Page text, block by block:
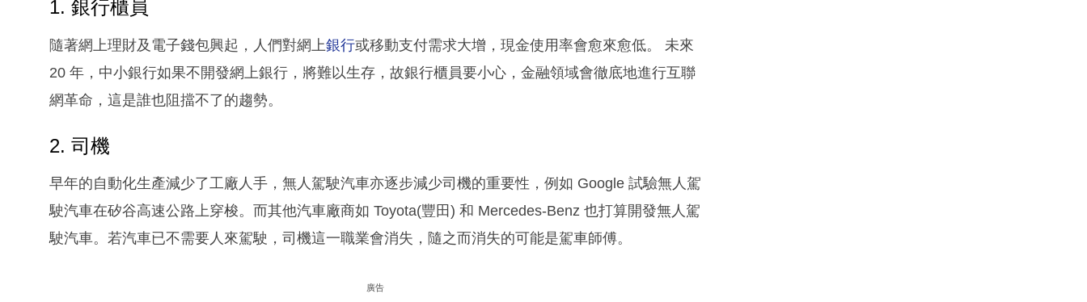
1. 銀行櫃員
隨著網上理財及電子錢包興起，人們對網上銀行或移動支付需求大增，現金使用率會愈來愈低。 未來
20 年，中小銀行如果不開發網上銀行，將難以生存，故銀行櫃員要小心，金融領域會徹底地進行互聯
網革命，這是誰也阻擋不了的趨勢。
2. 司機
早年的自動化生產減少了工廠人手，無人駕駛汽車亦逐步減少司機的重要性，例如 Google 試驗無人駕
駛汽車在矽谷高速公路上穿梭。而其他汽車廠商如 Toyota(豐田) 和 Mercedes-Benz 也打算開發無人駕
駛汽車。若汽車已不需要人來駕駛，司機這一職業會消失，隨之而消失的可能是駕車師傅。
廣告